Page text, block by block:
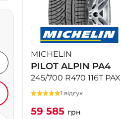
MICHELIN
PILOT ALPIN PA4
245/700 R470 116T PAX
1 відгук
59 585 грн